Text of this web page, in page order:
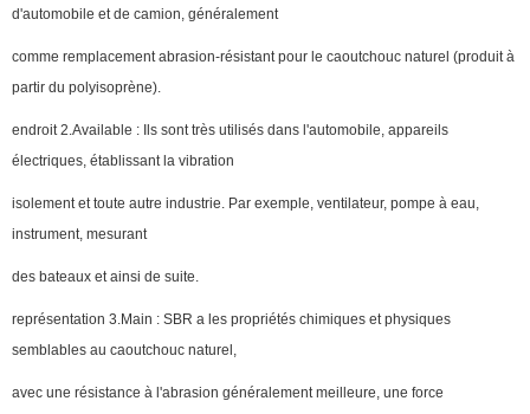
d'automobile et de camion, généralement
comme remplacement abrasion-résistant pour le caoutchouc naturel (produit à
partir du polyisoprène).
endroit 2.Available : Ils sont très utilisés dans l'automobile, appareils
électriques, établissant la vibration
isolement et toute autre industrie. Par exemple, ventilateur, pompe à eau,
instrument, mesurant
des bateaux et ainsi de suite.
représentation 3.Main : SBR a les propriétés chimiques et physiques
semblables au caoutchouc naturel,
avec une résistance à l'abrasion généralement meilleure, une force